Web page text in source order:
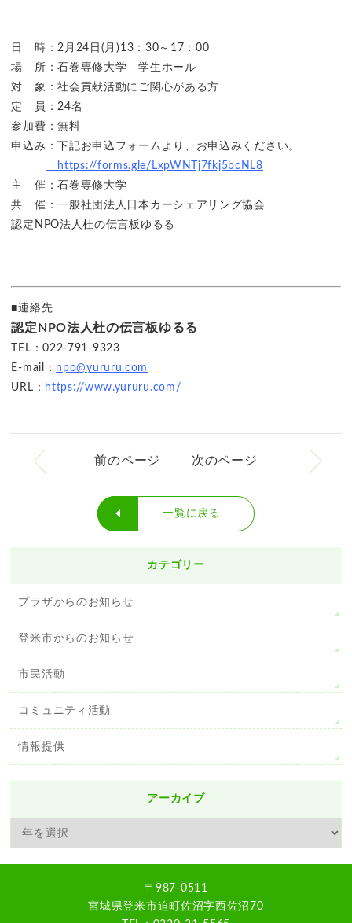
日 時：2月24日(月)13：30～17：00
場 所：石巻専修大学 学生ホール
対 象：社会貢献活動にご関心がある方
定 員：24名
参加費：無料
申込み：下記お申込フォームより、お申込みください。
https://forms.gle/LxpWNTj7fkj5bcNL8
主 催：石巻専修大学
共 催：一般社団法人日本カーシェアリング協会
認定NPO法人杜の伝言板ゆるる
■連絡先
認定NPO法人杜の伝言板ゆるる
TEL：022-791-9323
E-mail： npo@yururu.com
URL： https://www.yururu.com/
前のページ 次のページ
一覧に戻る
カテゴリー
プラザからのお知らせ
登米市からのお知らせ
市民活動
コミュニティ活動
情報提供
アーカイブ
〒987-0511
宮城県登米市迫町佐沼字西佐沼70